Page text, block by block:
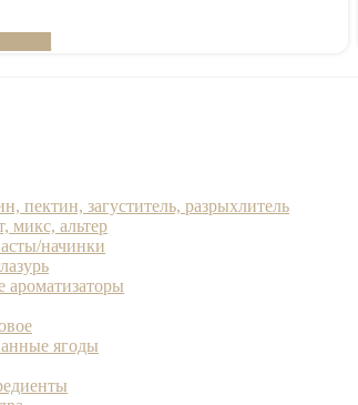
пектин, загуститель, разрыхлитель
микс, альтер
начинки
ароматизаторы
ягоды